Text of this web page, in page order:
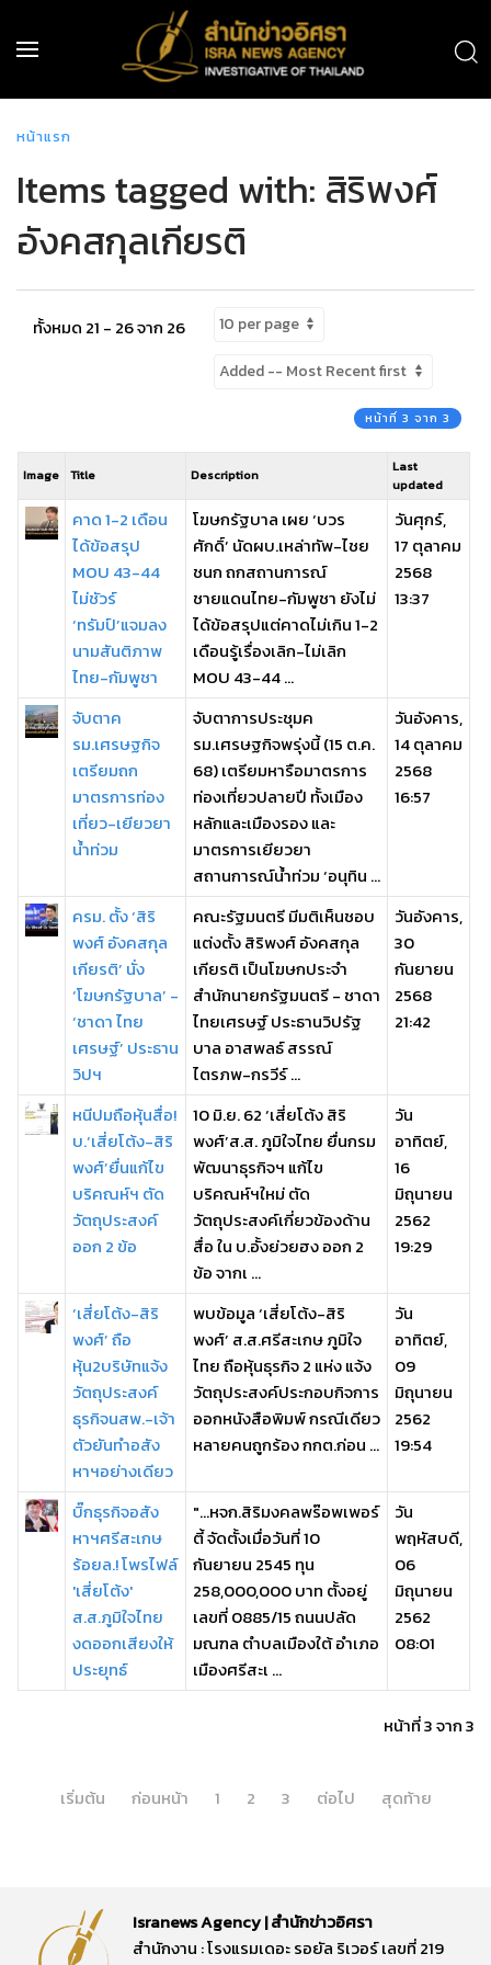
หน้าแรก
Items tagged with: สิริพงศ์
อังคสกุลเกียรติ
ทั้งหมด 21 - 26 จาก 26
หน้าที่ 3 จาก 3
Image Title Description
Last
updated
คาด 1-2 เดือน
ได้ข้อสรุป
MOU 43-44
ไม่ชัวร์
‘ทรัมป์’แจมลง
นามสันติภาพ
ไทย-กัมพูชา
โฆษกรัฐบาล เผย ‘บวร
ศักดิ์’ นัดผบ.เหล่าทัพ-ไชย
ชนก ถกสถานการณ์
ชายแดนไทย-กัมพูชา ยังไม่
ได้ข้อสรุปแต่คาดไม่เกิน 1-2
เดือนรู้เรื่องเลิก-ไม่เลิก
MOU 43-44 ...
วันศุกร์,
17 ตุลาคม
2568
13:37
จับตาค
รม.เศรษฐกิจ
เตรียมถก
มาตรการท่อง
เที่ยว-เยียวยา
น้ำท่วม
จับตาการประชุมค
รม.เศรษฐกิจพรุ่งนี้ (15 ต.ค.
68) เตรียมหารือมาตรการ
ท่องเที่ยวปลายปี ทั้งเมือง
หลักและเมืองรอง และ
มาตรการเยียวยา
สถานการณ์น้ำท่วม ‘อนุทิน ...
วันอังคาร,
14 ตุลาคม
2568
16:57
ครม. ตั้ง ‘สิริ
พงศ์ อังคสกุล
เกียรติ’ นั่ง
‘โฆษกรัฐบาล’ -
‘ชาดา ไทย
เศรษฐ์’ ประธาน
วิปฯ
คณะรัฐมนตรี มีมติเห็นชอบ
แต่งตั้ง สิริพงศ์ อังคสกุล
เกียรติ เป็นโฆษกประจำ
สำนักนายกรัฐมนตรี - ชาดา
ไทยเศรษฐ์ ประธานวิปรัฐ
บาล อาสพลธ์ สรรณ์
ไตรภพ-กรวีร์ ...
วันอังคาร,
30
กันยายน
2568
21:42
หนีปมถือหุ้นสื่อ!
บ.‘เสี่ยโต้ง-สิริ
พงศ์’ยื่นแก้ไข
บริคณห์ฯ ตัด
วัตถุประสงค์
ออก 2 ข้อ
10 มิ.ย. 62 ‘เสี่ยโต้ง สิริ
พงศ์’ส.ส. ภูมิใจไทย ยื่นกรม
พัฒนาธุรกิจฯ แก้ไข
บริคณห์ฯใหม่ ตัด
วัตถุประสงค์เกี่ยวข้องด้าน
สื่อ ใน บ.อั้งย่วยฮง ออก 2
ข้อ จากเ ...
วัน
อาทิตย์,
16
มิถุนายน
2562
19:29
‘เสี่ยโต้ง-สิริ
พงศ์’ ถือ
หุ้น2บริษัทแจ้ง
วัตถุประสงค์
ธุรกิจนสพ.-เจ้า
ตัวยันทำอสัง
หาฯอย่างเดียว
พบข้อมูล ‘เสี่ยโต้ง-สิริ
พงศ์’ ส.ส.ศรีสะเกษ ภูมิใจ
ไทย ถือหุ้นธุรกิจ 2 แห่ง แจ้ง
วัตถุประสงค์ประกอบกิจการ
ออกหนังสือพิมพ์ กรณีเดียว
หลายคนถูกร้อง กกต.ก่อน ...
วัน
อาทิตย์,
09
มิถุนายน
2562
19:54
บิ๊กธุรกิจอสัง
หาฯศรีสะเกษ
ร้อยล.! โพรไฟล์
'เสี่ยโต้ง'
ส.ส.ภูมิใจไทย
งดออกเสียงให้
ประยุทธ์
"...หจก.สิริมงคลพร๊อพเพอร์
ตี้ จัดตั้งเมื่อวันที่ 10
กันยายน 2545 ทุน
258,000,000 บาท ตั้งอยู่
เลขที่ 0885/15 ถนนปลัด
มณฑล ตำบลเมืองใต้ อำเภอ
เมืองศรีสะเ ...
วัน
พฤหัสบดี,
06
มิถุนายน
2562
08:01
หน้าที่ 3 จาก 3
เริ่มต้น ก่อนหน้า 1 2 3 ต่อไป สุดท้าย
Isranews Agency | สำนักข่าวอิศรา
สำนักงาน : โรงแรมเดอะ รอยัล ริเวอร์ เลขที่ 219